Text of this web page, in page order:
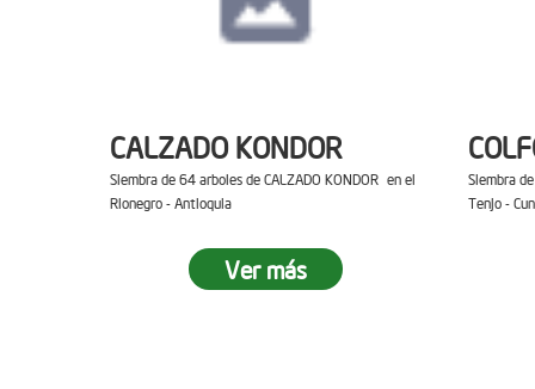
CALZADO KONDOR
Siembra de 64 arboles de CALZADO KONDOR en el
Rionegro - Antioquia
Ver más
Siembra
Tenjo -